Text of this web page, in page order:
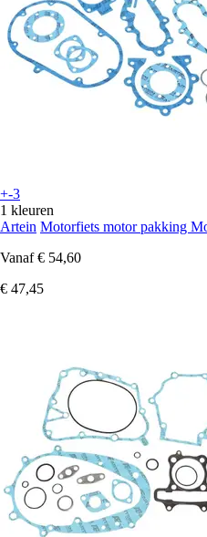
+-3
1 kleuren
Artein Motorfiets motor pakking
Vanaf € 54,60
€ 47,45